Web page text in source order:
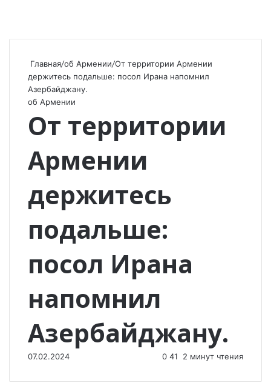
Главная/об Армении/От территории Армении
держитесь подальше: посол Ирана напомнил
Азербайджану.
об Армении
От территории
Армении
держитесь
подальше:
посол Ирана
напомнил
Азербайджану.
07.02.2024 0 41 2 минут чтения